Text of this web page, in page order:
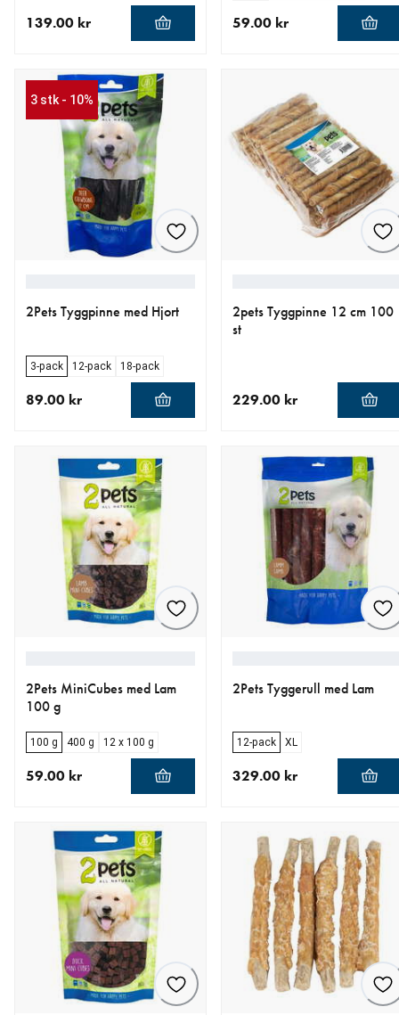
139.00 kr 59.00 kr
3 stk - 10%
2Pets Tyggpinne med Hjort
3-pack 12-pack 18-pack
89.00 kr
2pets Tyggpinne 12 cm 100
st
229.00 kr
2Pets MiniCubes med Lam
100 g
100 g 400 g 12 x 100 g
59.00 kr
2Pets Tyggerull med Lam
12-pack XL
329.00 kr